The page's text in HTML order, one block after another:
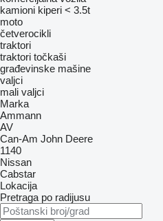
kamioni kiperi < 3.5t
moto
četverocikli
traktori
traktori točkaši
građevinske mašine
valjci
mali valjci
Marka
Ammann
AV
Can-Am John Deere
1140
Nissan
Cabstar
Lokacija
Pretraga po radijusu